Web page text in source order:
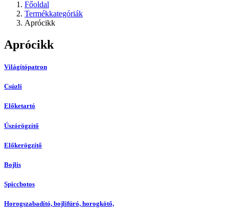
Főoldal
Termékkategóriák
Aprócikk
Aprócikk
Világítópatron
Csúzli
Előketartó
Úszórögzítő
Előkerögzítő
Bojlis
Spiccbotos
Horogszabadító, bojlifúró, horogkötő,